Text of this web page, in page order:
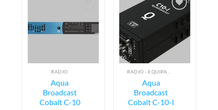
RADIO
Aqua
Broadcast
Cobalt C-10
Aqua
Broadcast
Cobalt C-10-I